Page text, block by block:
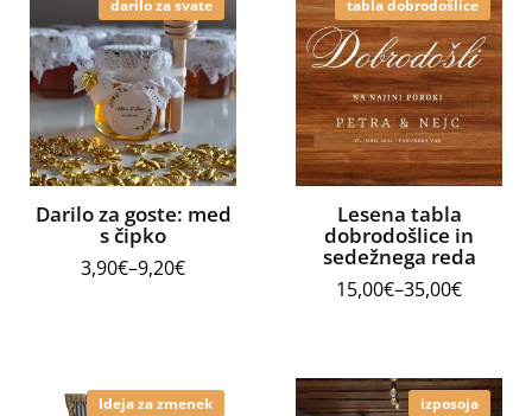
darilo za svate
Darilo za goste: med
s čipko
3,90€–9,20€
tabla dobrodošlice
Lesena tabla
dobrodošlice in
sedežnega reda
15,00€–35,00€
Ideja za zmenek izposoja